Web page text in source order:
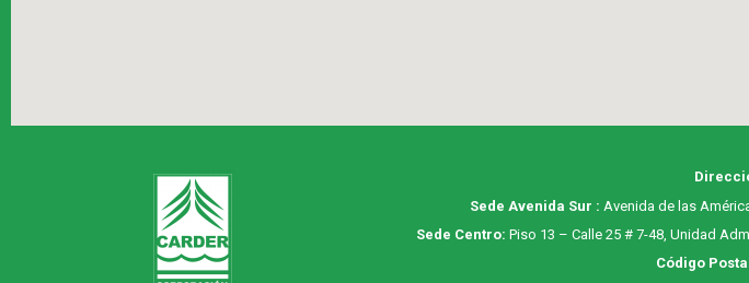
Sede Avenida Sur : Avenida de las
Sede Centro: Piso 13 – Calle 25 # 7-48, Unidad
Código